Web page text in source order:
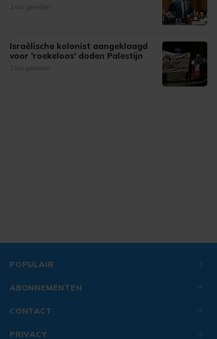
2 uur geleden
Israëlische kolonist aangeklaagd
voor 'roekeloos' doden Palestijn
2 uur geleden
POPULAIR
ABONNEMENTEN
CONTACT
PRIVACY